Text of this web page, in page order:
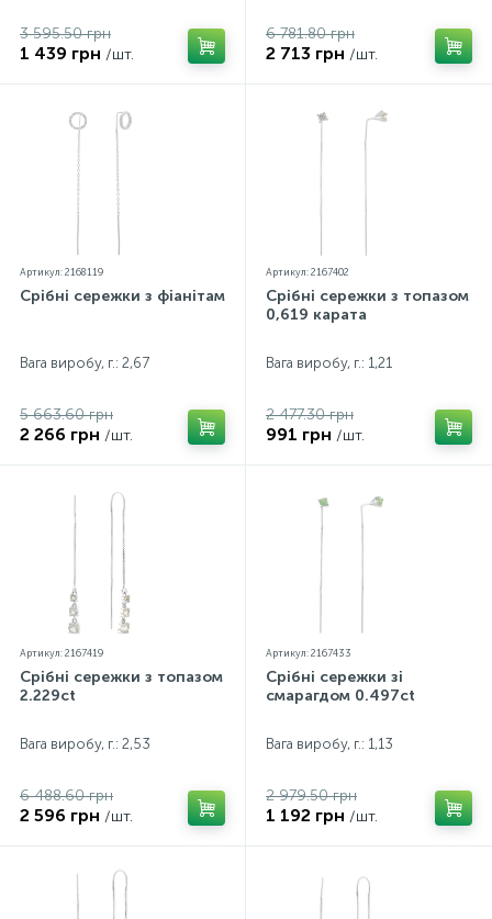
3 595.50 грн
1 439 грн /шт.
6 781.80 грн
2 713 грн /шт.
Артикул: 2168119
Срібні сережки з фіанітами
Вага виробу, г.: 2,67
5 663.60 грн
2 266 грн /шт.
Артикул: 2167402
Срібні сережки з топазом
0,619 карата
Вага виробу, г.: 1,21
2 477.30 грн
991 грн /шт.
Артикул: 2167419
Срібні сережки з топазом
2.229ct
Вага виробу, г.: 2,53
6 488.60 грн
2 596 грн /шт.
Артикул: 2167433
Срібні сережки зі
смарагдом 0.497ct
Вага виробу, г.: 1,13
2 979.50 грн
1 192 грн /шт.